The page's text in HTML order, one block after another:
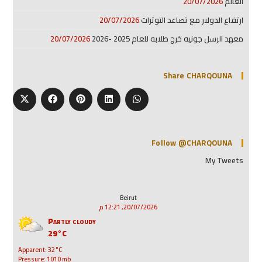
ارتفاع الدولار مع تصاعد التوترات20/07/2026
معهد الرسل جونيه خرج طلابه للعام 2025 -2026
20/07/2026
Share CHARQOUNA
Follow @CHARQOUNA
My Tweets
Beirut
20/07/2026, 12:21 م
Partly cloudy
29°C
Apparent: 32°C
Pressure: 1010 mb